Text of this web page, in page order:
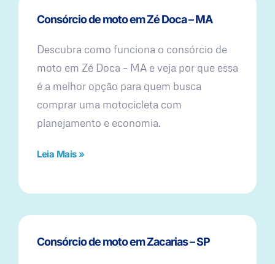
Consórcio de moto em Zé Doca – MA
Descubra como funciona o consórcio de
moto em Zé Doca – MA e veja por que essa
é a melhor opção para quem busca
comprar uma motocicleta com
planejamento e economia.
Leia Mais »
Consórcio de moto em Zacarias – SP